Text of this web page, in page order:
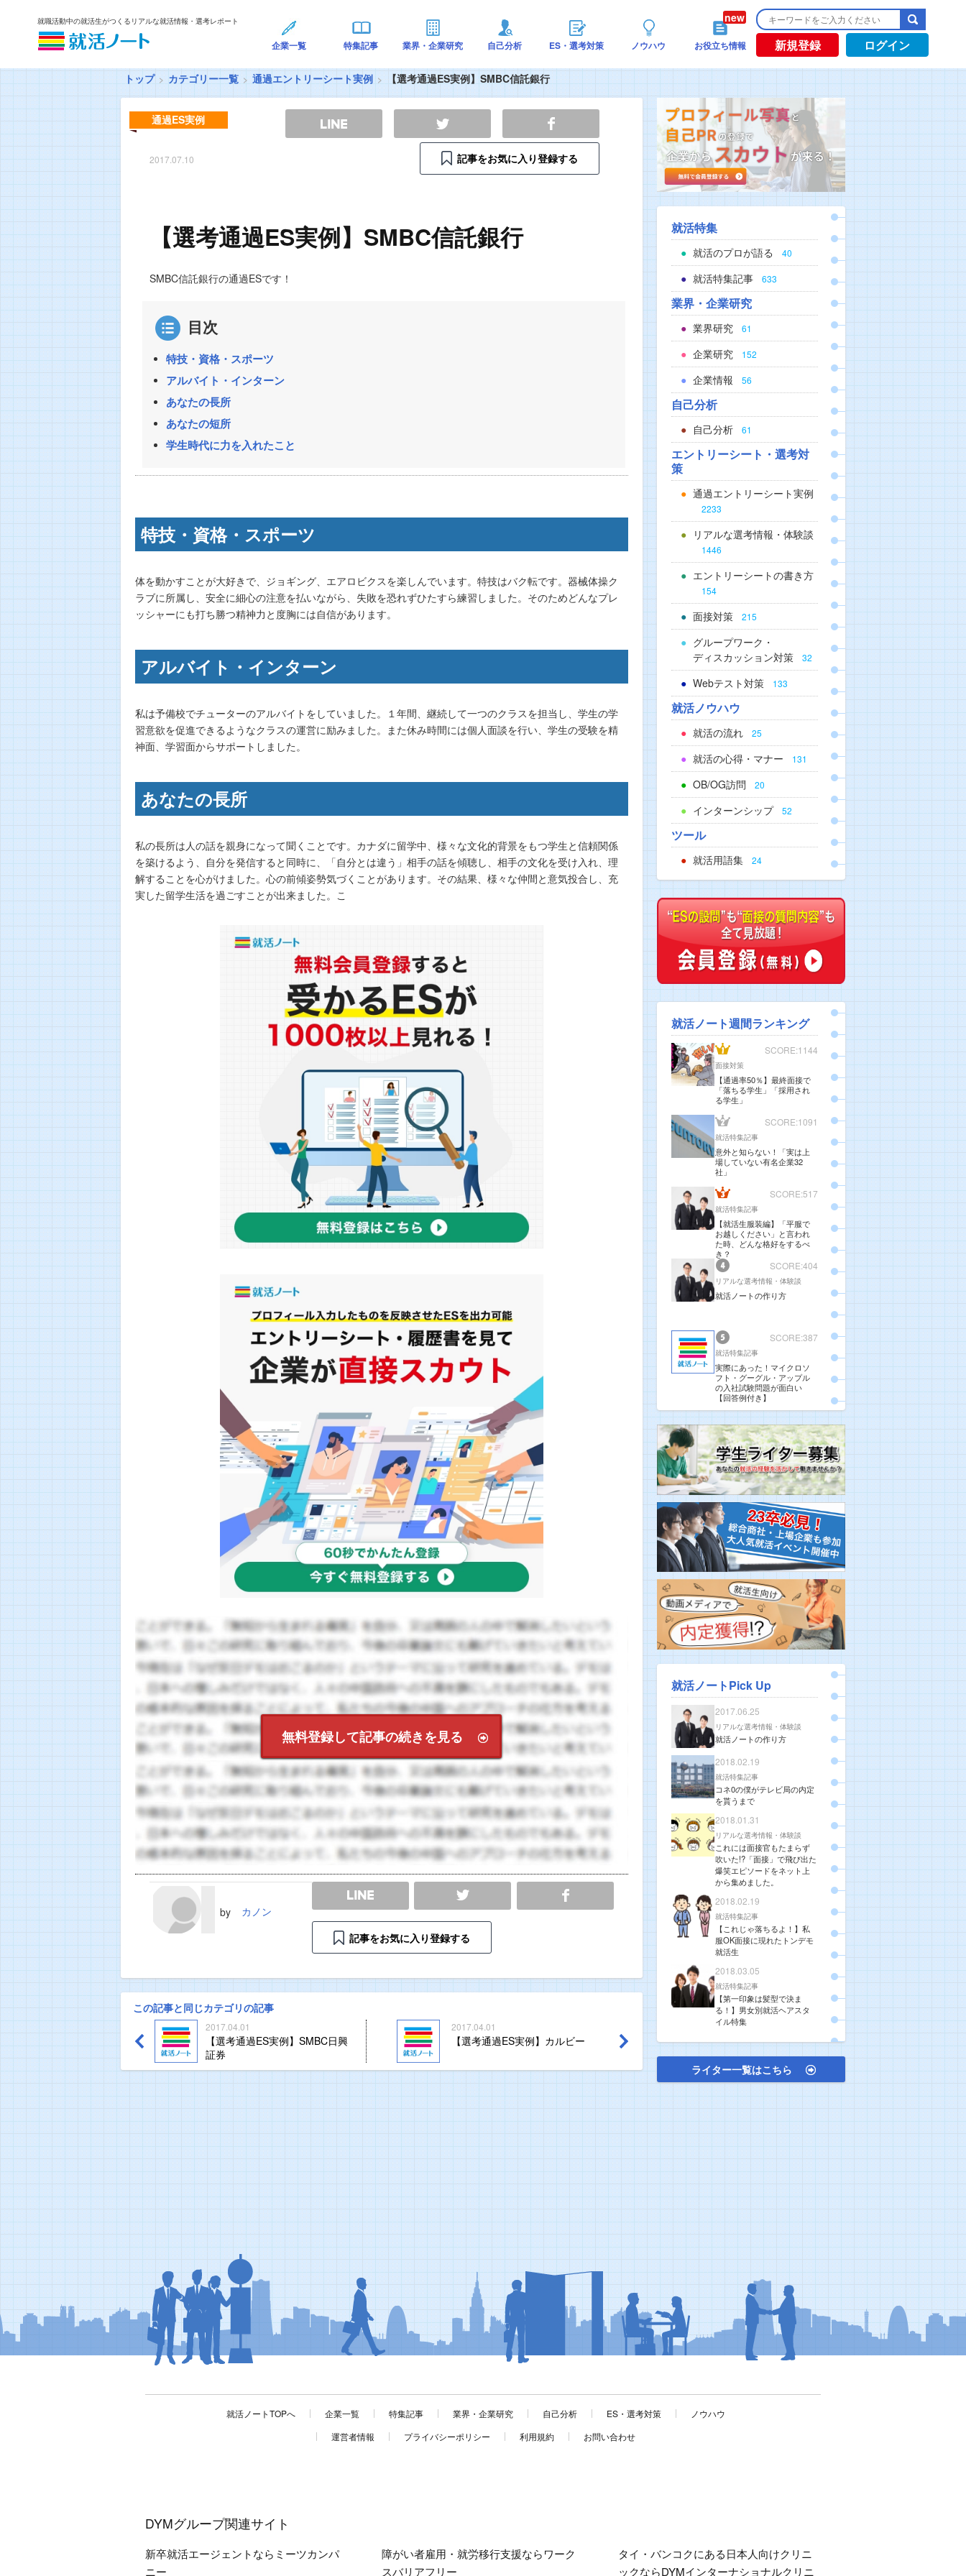
就職活動中の就活生がつくるリアルな就活情報・選考レポート
企業一覧 特集記事 業界・企業研究 自己分析 ES・選考対策 ノウハウ お役立ち情報 新規登録 ログイン
トップ カテゴリー一覧 通過エントリーシート実例 【選考通過ES実例】SMBC信託銀行
通過ES実例
2017.07.10 記事をお気に入り登録する
【選考通過ES実例】SMBC信託銀行
SMBC信託銀行の通過ESです！
目次
特技・資格・スポーツ
アルバイト・インターン
あなたの長所
あなたの短所
学生時代に力を入れたこと
特技・資格・スポーツ
体を動かすことが大好きで、ジョギング、エアロビクスを楽しんでいます。特技はバク転です。器械体操ク
ラブに所属し、安全に細心の注意を払いながら、失敗を恐れずひたすら練習しました。そのためどんなプレ
ッシャーにも打ち勝つ精神力と度胸には自信があります。
アルバイト・インターン
私は予備校でチューターのアルバイトをしていました。１年間、継続して一つのクラスを担当し、学生の学
習意欲を促進できるようなクラスの運営に励みました。また休み時間には個人面談を行い、学生の受験を精
神面、学習面からサポートしました。
あなたの長所
私の長所は人の話を親身になって聞くことです。カナダに留学中、様々な文化的背景をもつ学生と信頼関係
を築けるよう、自分を発信すると同時に、「自分とは違う」相手の話を傾聴し、相手の文化を受け入れ、理
解することを心がけました。心の前傾姿勢気づくことがあります。その結果、様々な仲間と意気投合し、充
実した留学生活を過ごすことが出来ました。こ
無料登録して記事の続きを見る
by カノン
LINE SHARE
記事をお気に入り登録する
この記事と同じカテゴリの記事
2017.04.01
【選考通過ES実例】SMBC日興
証券
2017.04.01
【選考通過ES実例】カルビー
就活特集
就活のプロが語る 40
就活特集記事 633
業界・企業研究
業界研究 61
企業研究 152
企業情報 56
自己分析
自己分析 61
エントリーシート・選考対
策
通過エントリーシート実例
2233
リアルな選考情報・体験談
1446
エントリーシートの書き方
154
面接対策 215
グループワーク・
ディスカッション対策
32
Webテスト対策 133
就活ノウハウ
就活の流れ 25
就活の心得・マナー 131
OB/OG訪問 20
インターンシップ 52
ツール
就活用語集 24
就活ノート週間ランキング
SCORE:1144
面接対策
【通過率50％】最終面接で
「落ちる学生」「採用され
る学生」
SCORE:1091
就活特集記事
意外と知らない！「実は上
場していない有名企業32
社」
SCORE:517
就活特集記事
【就活生服装編】「平服で
お越しください」と言われ
た時、どんな格好をするべ
き？
SCORE:404
リアルな選考情報・体験談
就活ノートの作り方
SCORE:387
就活特集記事
実際にあった！マイクロソ
フト・グーグル・アップル
の入社試験問題が面白い
【回答例付き】
就活ノートPick Up
2017.06.25
リアルな選考情報・体験談
就活ノートの作り方
2018.02.19
就活特集記事
コネ0の僕がテレビ局の内定
を貰うまで
2018.01.31
リアルな選考情報・体験談
これには面接官もたまらず
吹いた!?「面接」で飛び出た
爆笑エピソードをネット上
から集めました。
2018.02.19
就活特集記事
【これじゃ落ちるよ！】私
服OK面接に現れたトンデモ
就活生
2018.03.05
就活特集記事
【第一印象は髪型で決ま
る！】男女別就活ヘアスタ
イル特集
ライター一覧はこちら
就活ノートTOPへ 企業一覧 特集記事 業界・企業研究 自己分析 ES・選考対策
ノウハウ
運営者情報
プライバシーポリシー 利用規約 お問い合わせ
DYMグループ関連サイト
新卒就活エージェントならミーツカンパ
ニー
障がい者雇用・就労移行支援ならワーク
スバリアフリー
タイ・バンコクにある日本人向けクリニ
ックならDYMインターナショナルクリニ